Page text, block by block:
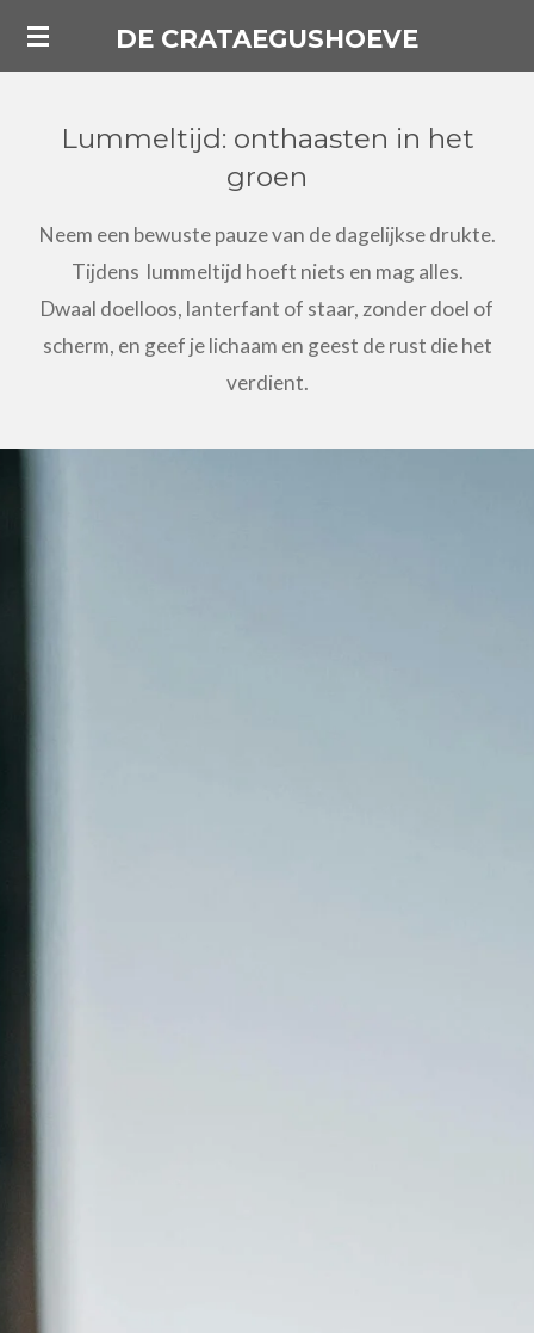
Ga
direct
DE CRATAEGUSHOEVE
Lummeltijd: onthaasten in het
groen
Neem een bewuste pauze van de dagelijkse drukte.
Tijdens lummeltijd hoeft niets en mag alles.
Dwaal doelloos, lanterfant of staar, zonder doel of
scherm, en geef je lichaam en geest de rust die het
verdient.